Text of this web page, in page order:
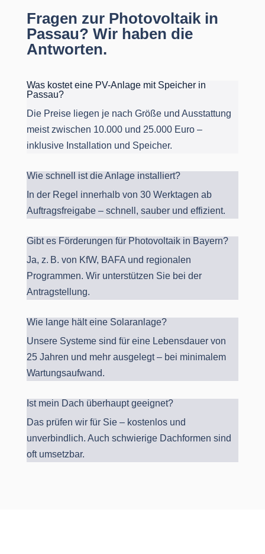
Fragen zur Photovoltaik in
Passau? Wir haben die
Antworten.
Was kostet eine PV-Anlage mit Speicher in
Passau?
Die Preise liegen je nach Größe und Ausstattung
meist zwischen 10.000 und 25.000 Euro –
inklusive Installation und Speicher.
Wie schnell ist die Anlage installiert?
In der Regel innerhalb von 30 Werktagen ab
Auftragsfreigabe – schnell, sauber und effizient.
Gibt es Förderungen für Photovoltaik in Bayern?
Ja, z. B. von KfW, BAFA und regionalen
Programmen. Wir unterstützen Sie bei der
Antragstellung.
Wie lange hält eine Solaranlage?
Unsere Systeme sind für eine Lebensdauer von
25 Jahren und mehr ausgelegt – bei minimalem
Wartungsaufwand.
Ist mein Dach überhaupt geeignet?
Das prüfen wir für Sie – kostenlos und
unverbindlich. Auch schwierige Dachformen sind
oft umsetzbar.